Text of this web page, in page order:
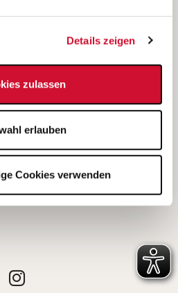
Details zeigen
zulassen
erlauben
Cookies verwenden